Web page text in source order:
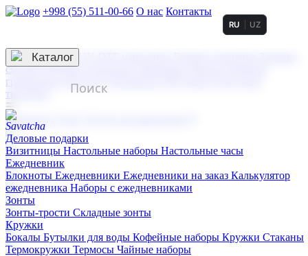
+998 (55) 511-00-66 О нас Контакты
3D гравировка
смолой (Doming)
гравировка твердая
тиснение
RU UZ
☰
Контакты
Каталог
Деловые подарки
Визитницы Настольные наборы Настольные часы
Ежедневник
Блокноты Ежедневники Ежедневники на заказ Калькулятор
ежедневника Наборы с ежедневниками
Зонты
Зонты-трости Складные зонты
Кружки
Бокалы Бутылки для воды Кофейные наборы Кружки Стаканы
Термокружки Термосы Чайные наборы